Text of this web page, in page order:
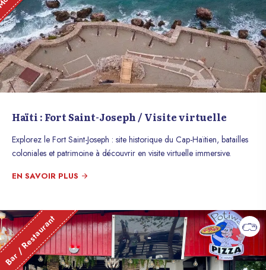
Haïti : Fort Saint-Joseph / Visite virtuelle
Explorez le Fort Saint-Joseph : site historique du Cap-Haïtien, batailles
coloniales et patrimoine à découvrir en visite virtuelle immersive.
EN SAVOIR PLUS
Bar / Restaurant